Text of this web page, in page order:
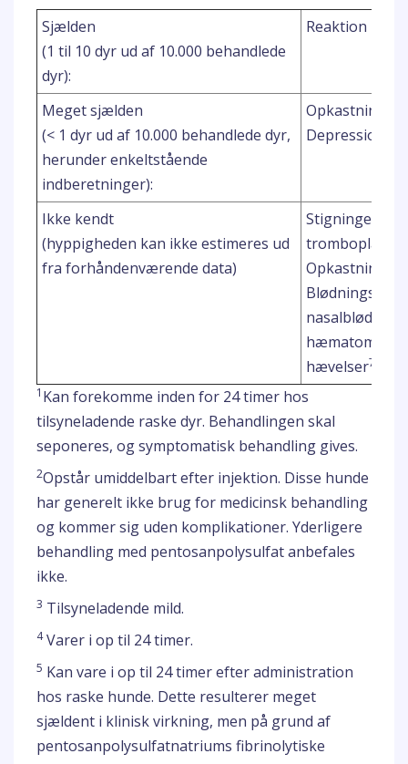
Sjælden
(1 til 10 dyr ud af 10.000 behandlede
dyr):
Reaktion på
Meget sjælden
(< 1 dyr ud af 10.000 behandlede dyr,
herunder enkeltstående
indberetninger):
Opkastning
Depression
Ikke kendt
(hyppigheden kan ikke estimeres ud
fra forhåndenværende data)
Stigninger i
Opkastning
hæmatomer)
hævelser7
1 Kan forekomme inden for 24 timer hos
tilsyneladende raske dyr. Behandlingen skal
seponeres, og symptomatisk behandling gives.
2Opstår umiddelbart efter injektion. Disse hunde
har generelt ikke brug for medicinsk behandling
og kommer sig uden komplikationer. Yderligere
behandling med pentosanpolysulfat anbefales
ikke.
3 Tilsyneladende mild.
4Varer i op til 24 timer.
5 Kan vare i op til 24 timer efter administration
hos raske hunde. Dette resulterer meget
sjældent i klinisk virkning, men på grund af
pentosanpolysulfatnatriums fibrinolytiske